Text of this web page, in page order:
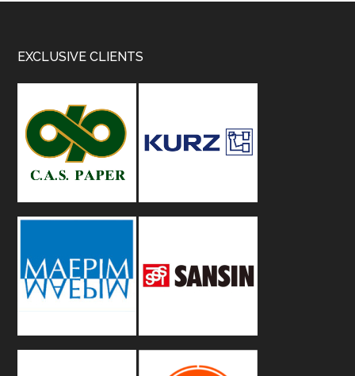
Footer
EXCLUSIVE CLIENTS